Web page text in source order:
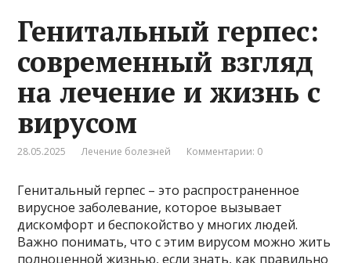
Генитальный герпес:
современный взгляд
на лечение и жизнь с
вирусом
28.05.2025 Лечение болезней Комментарии: 0
Генитальный герпес – это распространенное
вирусное заболевание, которое вызывает
дискомфорт и беспокойство у многих людей.
Важно понимать, что с этим вирусом можно жить
полноценной жизнью, если знать, как правильно